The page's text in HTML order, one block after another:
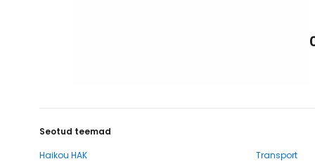
Seotud teemad
Haikou HAK
Transport